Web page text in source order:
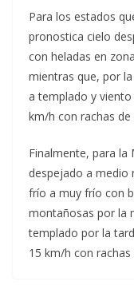
Para los estados
pronostica cielo
con heladas en
mientras que, por
a templado y
km/h con rachas
Finalmente, para la
despejado a medio
frío a muy frío con
montañosas por la
templado por la
15 km/h con